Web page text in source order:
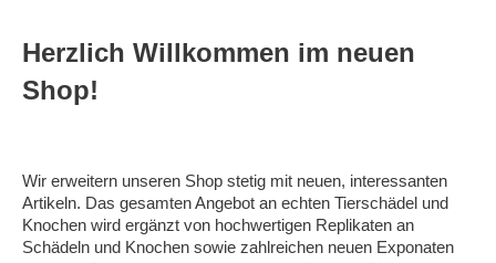
Herzlich Willkommen im neuen
Shop!
Wir erweitern unseren Shop stetig mit neuen, interessanten
Artikeln. Das gesamten Angebot an echten Tierschädel und
Knochen wird ergänzt von hochwertigen Replikaten an
Schädeln und Knochen sowie zahlreichen neuen Exponaten